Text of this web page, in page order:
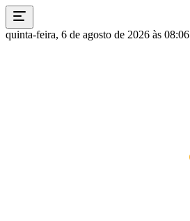
quinta-feira, 6 de agosto de 2026 às 08:06